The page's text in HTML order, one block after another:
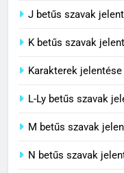
J betűs szavak
K betűs szavak
Karakterek jelentése
L-Ly betűs szavak
M betűs szavak
N betűs szavak